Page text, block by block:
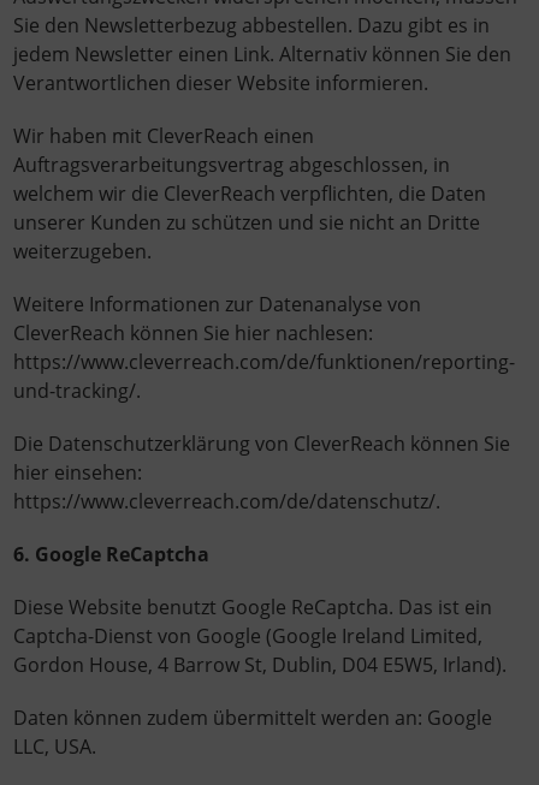
Sie den Newsletterbezug abbestellen. Dazu gibt es in
jedem Newsletter einen Link. Alternativ können Sie den
Verantwortlichen dieser Website informieren.
Wir haben mit CleverReach einen
Auftragsverarbeitungsvertrag abgeschlossen, in
welchem wir die CleverReach verpflichten, die Daten
unserer Kunden zu schützen und sie nicht an Dritte
weiterzugeben.
Weitere Informationen zur Datenanalyse von
CleverReach können Sie hier nachlesen:
https://www.cleverreach.com/de/funktionen/reporting-
und-tracking/.
Die Datenschutzerklärung von CleverReach können Sie
hier einsehen:
https://www.cleverreach.com/de/datenschutz/.
6. Google ReCaptcha
Diese Website benutzt Google ReCaptcha. Das ist ein
Captcha-Dienst von Google (Google Ireland Limited,
Gordon House, 4 Barrow St, Dublin, D04 E5W5, Irland).
Daten können zudem übermittelt werden an: Google
LLC, USA.